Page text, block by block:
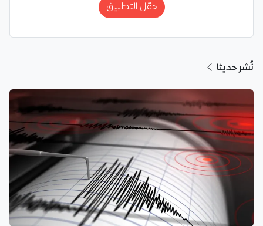
حمّل التطبيق
نُشر حديثا